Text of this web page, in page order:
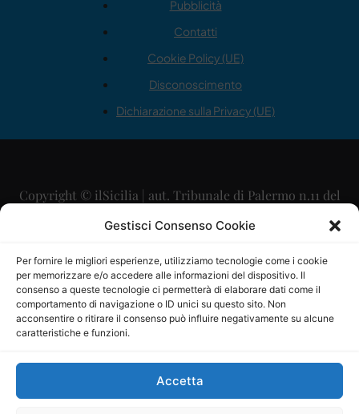
Gestisci Consenso Cookie
Per fornire le migliori esperienze, utilizziamo tecnologie come i cookie
per memorizzare e/o accedere alle informazioni del dispositivo. Il
consenso a queste tecnologie ci permetterà di elaborare dati come il
comportamento di navigazione o ID unici su questo sito. Non
acconsentire o ritirare il consenso può influire negativamente su alcune
caratteristiche e funzioni.
Accetta
Pubblicità
Contatti
Cookie Policy (UE)
Disconoscimento
Dichiarazione sulla Privacy (UE)
Copyright © ilSicilia | aut. Tribunale di Palermo n.11 del
29/09/2015
Direttore Editoriale: Maurizio Scaglione
Direttore Responsabile: Maria Calabrese
P.IVA: 06334930820
Mercurio Comunicazione Società Cooperativa a r.l. è